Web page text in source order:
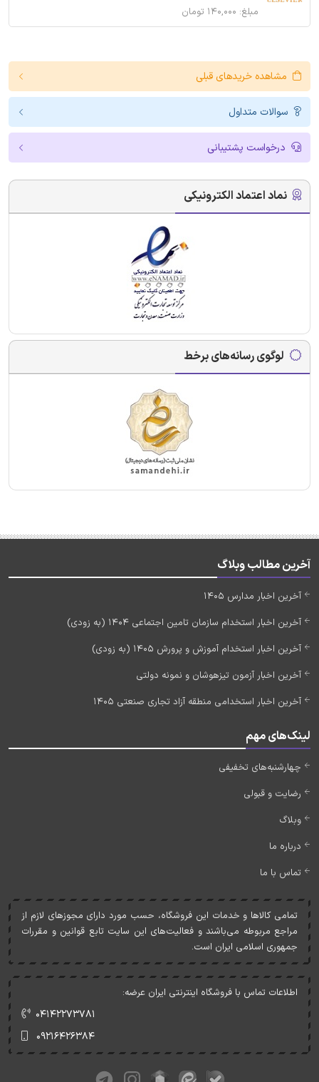
مبلغ: ۱۴۰,۰۰۰ تومان
مشاهده خریدهای قبلی
سوالات متداول
درخواست پشتیبانی
نماد اعتماد الکترونیکی
لوگوی رسانه‌های برخط
آخرین مطالب وبلاگ
آخرین اخبار مدارس 1405
آخرین اخبار استخدام سازمان تامین اجتماعی 1404 (به زودی)
آخرین اخبار استخدام آموزش و پرورش 1405 (به زودی)
آخرین اخبار آزمون تیزهوشان و نمونه دولتی
آخرین اخبار استخدامی منطقه آزاد تجاری صنعتی 1405
لینک‌های مهم
چهارشنبه‌های تخفیفی
رضایت و قبولی
وبلاگ
درباره ما
تماس با ما
تمامی کالاها و خدمات اين فروشگاه، حسب مورد دارای مجوزهای لازم از
مراجع مربوطه می‌باشند و فعاليت‌های اين سايت تابع قوانين و مقررات
جمهوری اسلامی ايران است.
اطلاعات تماس با فروشگاه اینترنتی ایران عرضه:
۰۴۱۴۲۲۷۳۷۸۱
۰۹۲۱۶۴۲۶۳۸۴